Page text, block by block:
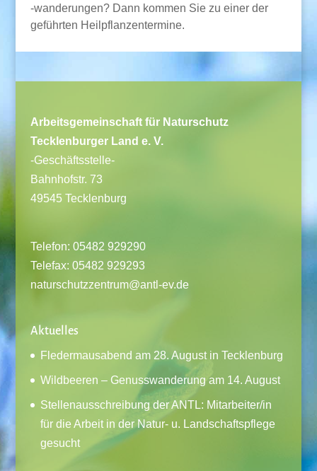
-wanderungen? Dann kommen Sie zu einer der
geführten Heilpflanzentermine.
Arbeitsgemeinschaft für Naturschutz
Tecklenburger Land e. V.
-Geschäftsstelle-
Bahnhofstr. 73
49545 Tecklenburg
Telefon: 05482 929290
Telefax: 05482 929293
naturschutzzentrum@antl-ev.de
Aktuelles
Fledermausabend am 28. August in Tecklenburg
Wildbeeren – Genusswanderung am 14. August
Stellenausschreibung der ANTL: Mitarbeiter/in
für die Arbeit in der Natur- u. Landschaftspflege
gesucht